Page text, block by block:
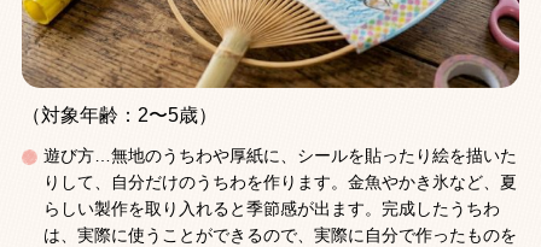
（対象年齢：2〜5歳）
遊び方…無地のうちわや厚紙に、シールを貼ったり絵を描いた
りして、自分だけのうちわを作ります。金魚やかき氷など、夏
らしい製作を取り入れると季節感が出ます。完成したうちわ
は、実際に使うことができるので、実際に自分で作ったものを